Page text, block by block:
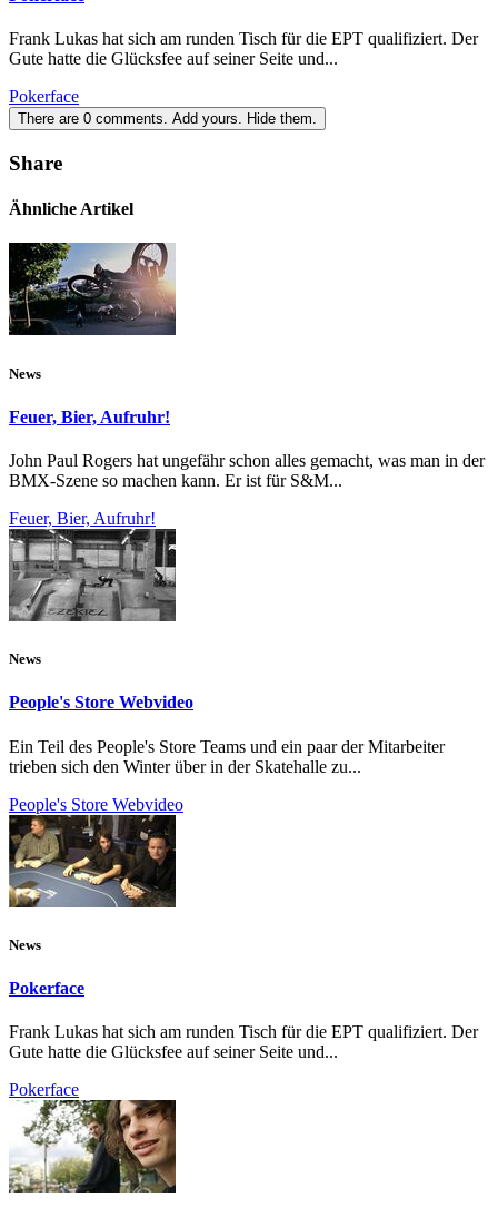
Frank Lukas hat sich am runden Tisch für die EPT qualifiziert. Der
Gute hatte die Glücksfee auf seiner Seite und...
Pokerface
There are 0 comments. Add yours. Hide them.
Share
Ähnliche Artikel
News
Feuer, Bier, Aufruhr!
John Paul Rogers hat ungefähr schon alles gemacht, was man in der
BMX-Szene so machen kann. Er ist für S&M...
Feuer, Bier, Aufruhr!
News
People's Store Webvideo
Ein Teil des People's Store Teams und ein paar der Mitarbeiter
trieben sich den Winter über in der Skatehalle zu...
People's Store Webvideo
News
Pokerface
Frank Lukas hat sich am runden Tisch für die EPT qualifiziert. Der
Gute hatte die Glücksfee auf seiner Seite und...
Pokerface